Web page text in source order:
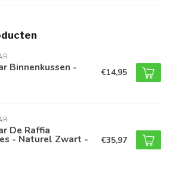
Binnenkussen - €14,95
De Raffia
- Naturel Zwart - €35,97